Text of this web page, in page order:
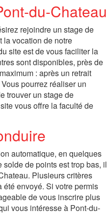
du-Chateau
rejoindre un stage de
la vocation de notre
site est de vous faciliter la
sont disponibles, près de
: après un retrait
pourrez réaliser un
trouver un stage de
vous offre la faculté de
automatique, en quelques
de points est trop bas, il
Plusieurs critères
envoyé. Si votre permis
de vous inscrire plus
vous intéresse à Pont-du-